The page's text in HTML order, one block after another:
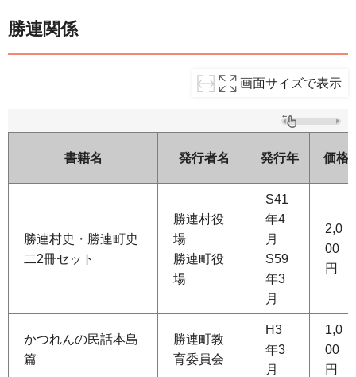
勝連関係
画面サイズで表示
書籍名 発行者名 発行年 価格
勝連村史・勝連町史
二2冊セット
勝連村役
場
勝連町役
場
S41
年4
月
S59
年3
月
2,0
00
円
かつれんの民話本島
篇
勝連町教
育委員会
H3
年3
月
1,0
00
円